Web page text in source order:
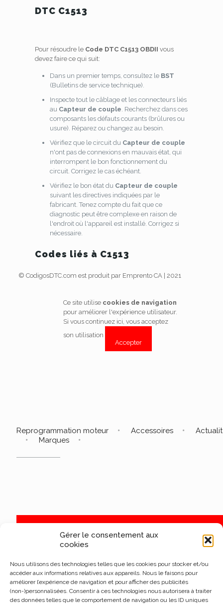
Gérer le consentement aux
cookies
Nous utilisons des technologies telles que les cookies pour stocker et/ou
accéder aux informations relatives aux appareils. Nous le faisons pour
améliorer l’expérience de navigation et pour afficher des publicités
(non-)personnalisées. Consentir à ces technologies nous autorisera à traiter
des données telles que le comportement de navigation ou les ID uniques
DTC C1513
Pour résoudre le Code DTC C1513 OBDII vous
devez faire ce qui suit:
Dans un premier temps, consultez le BST
(Bulletins de service technique).
Inspecte tout le câblage et les connecteurs liés
au Capteur de couple. Recherchez dans ces
composants les défauts courants (brûlures ou
usure). Réparez ou changez au besoin.
Vérifiez que le circuit du Capteur de couple
n'ont pas de connexions en mauvais état, qui
interrompent le bon fonctionnement du
circuit. Corrigez le cas échéant.
Vérifiez le bon état du Capteur de couple
suivant les directives indiquées par le
fabricant. Tenez compte du fait que ce
diagnostic peut être complexe en raison de
l'endroit où l'appareil est installé. Corrigez si
nécessaire.
Codes liés à C1513
© CodigosDTC.com est produit par Emprento CA | 2021
Ce site utilise cookies de navigation
pour améliorer l'expérience utilisateur.
Si vous continuez ici, vous acceptez
son utilisation
Accepter
Reprogrammation moteur Accessoires
Marques